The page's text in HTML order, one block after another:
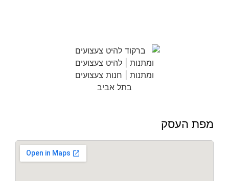
מפת העסק